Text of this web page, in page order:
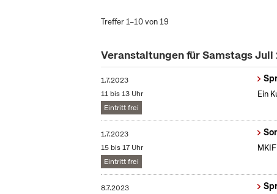
Treffer 1–10 von 19
Veranstaltungen für Samstags
1.7.2023
11 bis 13 Uhr
Eintritt frei
Ein
1.7.2023
15 bis 17 Uhr
Eintritt frei
8.7.2023